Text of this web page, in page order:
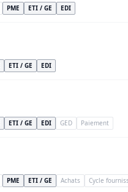
PME ETI / GE EDI
ETI / GE EDI
ETI / GE EDI GED Paiement
PME ETI / GE Achats Cycle